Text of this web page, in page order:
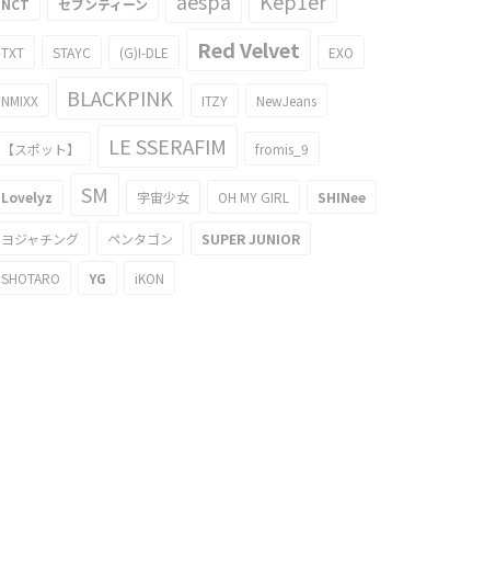
NCT セブンティーン
TXT STAYC (G)I-DLE Red Velvet EXO
NMIXX BLACKPINK ITZY NewJeans
【スポット】 LE SSERAFIM fromis_9
Lovelyz SM 宇宙少女 OH MY GIRL SHINee
ヨジャチング ペンタゴン SUPER JUNIOR
SHOTARO YG iKON